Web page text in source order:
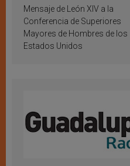
inspiración y santificación
Mensaje de León XIV a la
Conferencia de Superiores
Mayores de Hombres de los
Estados Unidos